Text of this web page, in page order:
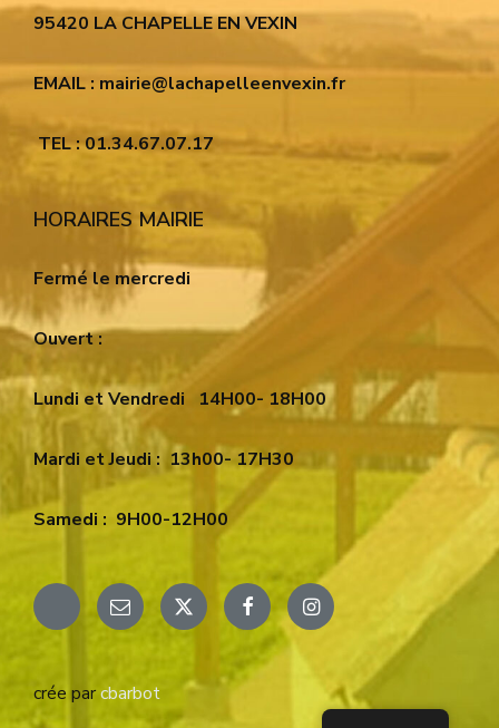
95420 LA CHAPELLE EN VEXIN
EMAIL : mairie@lachapelleenvexin.fr
TEL : 01.34.67.07.17
HORAIRES MAIRIE
Fermé le mercredi
Ouvert :
Lundi et Vendredi 14H00- 18H00
Mardi et Jeudi : 13h00- 17H30
Samedi : 9H00-12H00
Email X FacebookInstagram
crée parcbarbot